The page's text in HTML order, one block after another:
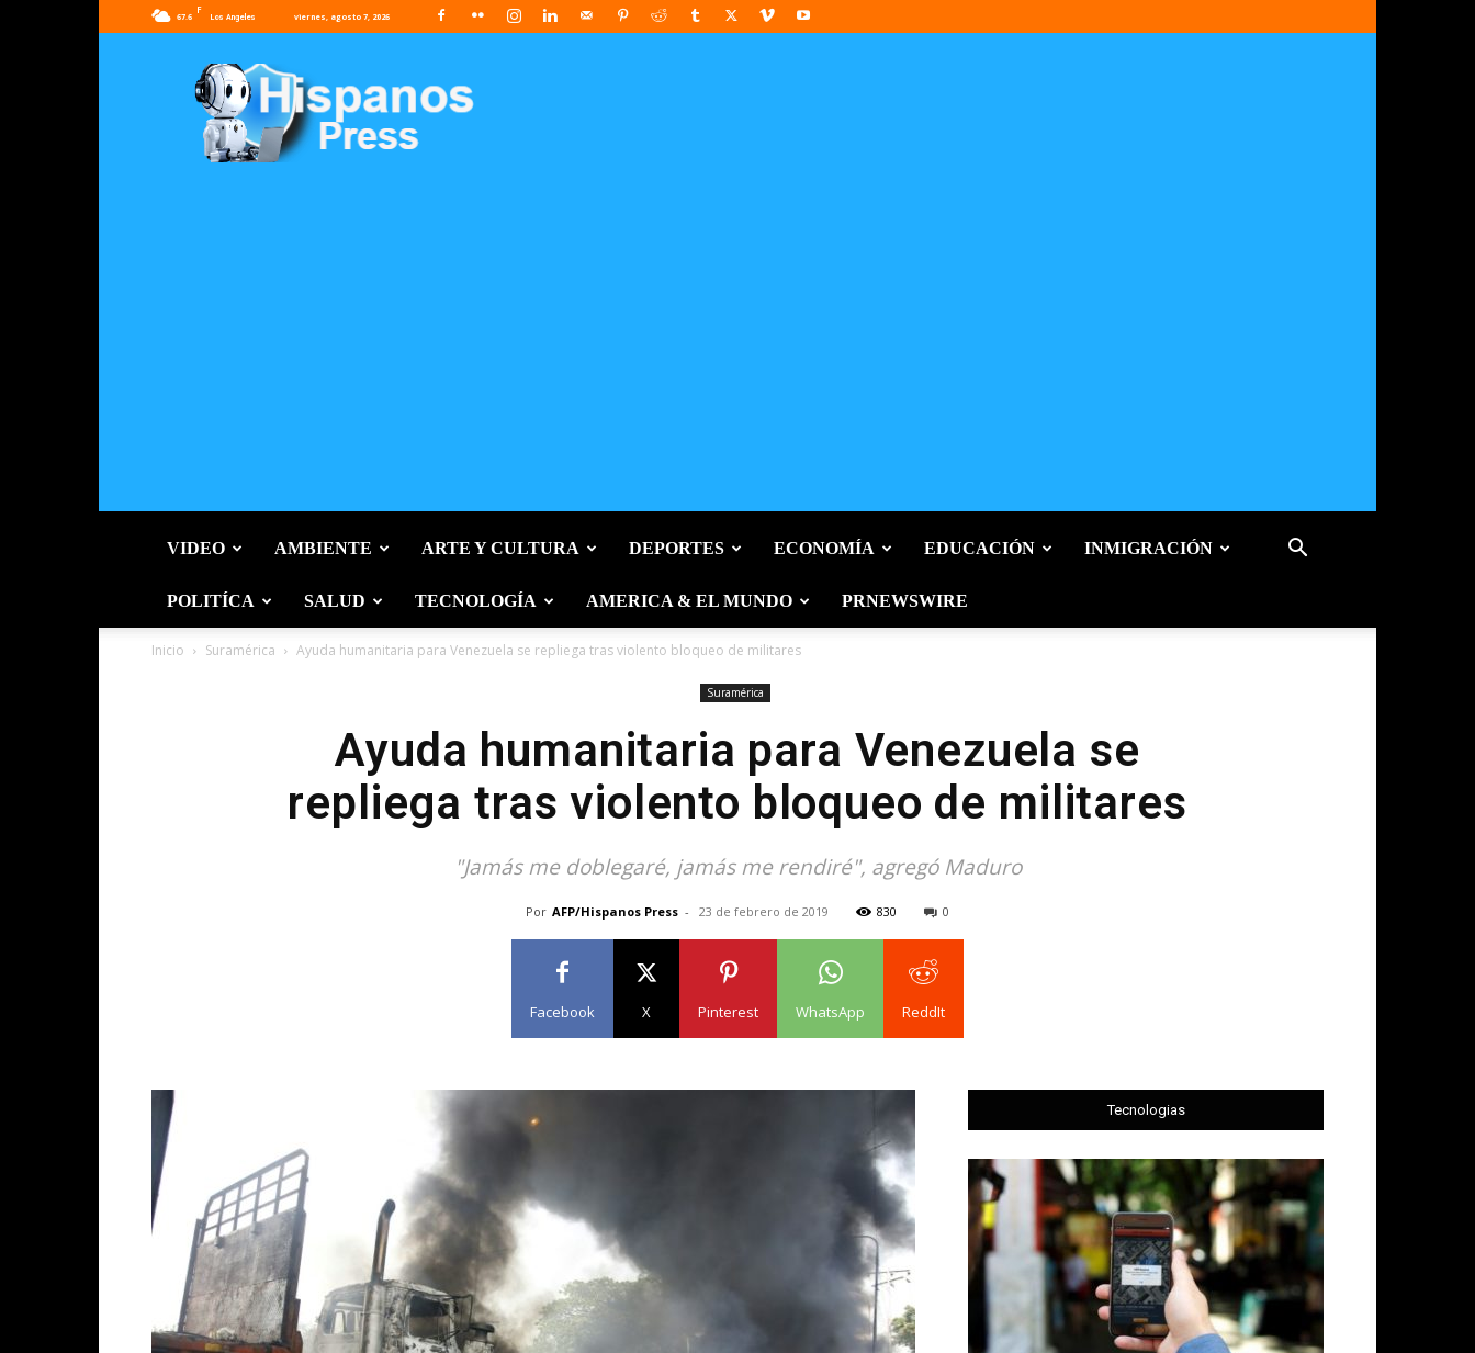
67.6
F
Los Angeles viernes, agosto 7, 2026
Press
VIDEO AMBIENTE ARTE Y CULTURA DEPORTES ECONOMÍA EDUCACIÓN INMIGRACIÓN
POLITÍCA SALUD TECNOLOGÍA AMERICA & EL MUNDO PRNEWSWIRE
Inicio Suramérica Ayuda humanitaria para Venezuela se repliega tras violento bloqueo de militares
Suramérica
Ayuda humanitaria para Venezuela se
repliega tras violento bloqueo de militares
"Jamás me doblegaré, jamás me rendiré", agregó Maduro
Por AFP/Hispanos Press - 23 de febrero de 2019 830 0
Facebook X Pinterest WhatsApp ReddIt
Tecnologias